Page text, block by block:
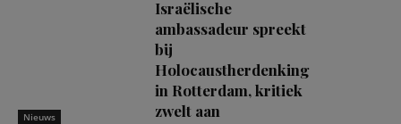
Nieuws
Israëlische
ambassadeur spreekt
bij
Holocaustherdenking
in Rotterdam, kritiek
zwelt aan